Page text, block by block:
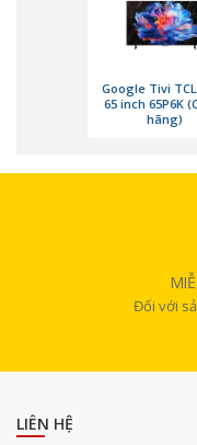
Hình ảnh 4K UHD sắc
TCL P6K được trang bị độ
lượng điểm ảnh gấp bốn
phim bom tấn đến chương
kết hợp cùng HLG giúp
Google Tivi TCL
65 inch 65P6K
hãng)
Đối với
LIÊN HỆ